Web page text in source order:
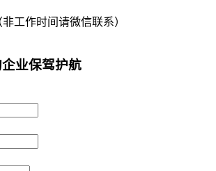
工作时间请微信联系）
业保驾护航